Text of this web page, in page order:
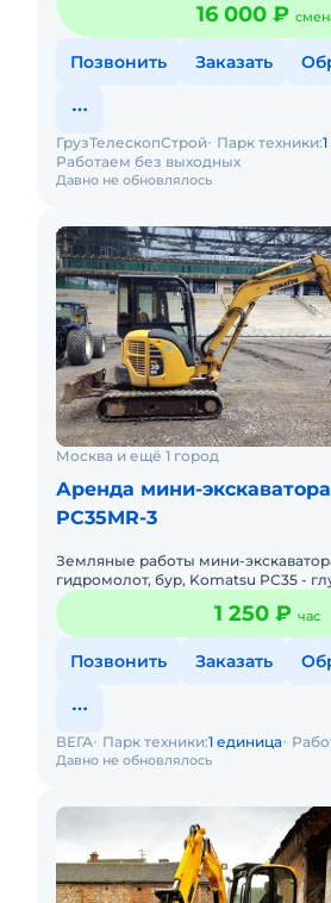
16 000 ₽
Позвонить Заказать
Давно не обновлялось
ГрузТелескопСтрой Парк техники:
Работаем без выходных
Москва и ещё 1 город
Аренда мини-
PC35MR-3
Земляные работы мини-
гидромолот, бур, Komatsu PC35 -
м, ширина ковша 60 см, траншейный
планировочный 1
1 250 ₽ час
Позвонить Заказать
Давно не обновлялось
ВЕГА Парк техники:1 единица